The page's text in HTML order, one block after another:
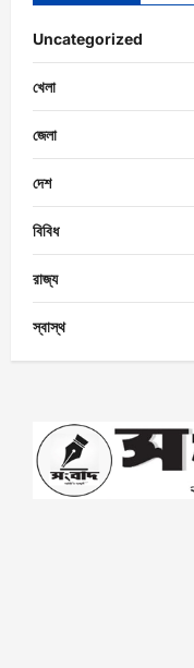
Uncategorized
খেলা
জেলা
দেশ
বিবিধ
রাজ্য
স্বাস্থ